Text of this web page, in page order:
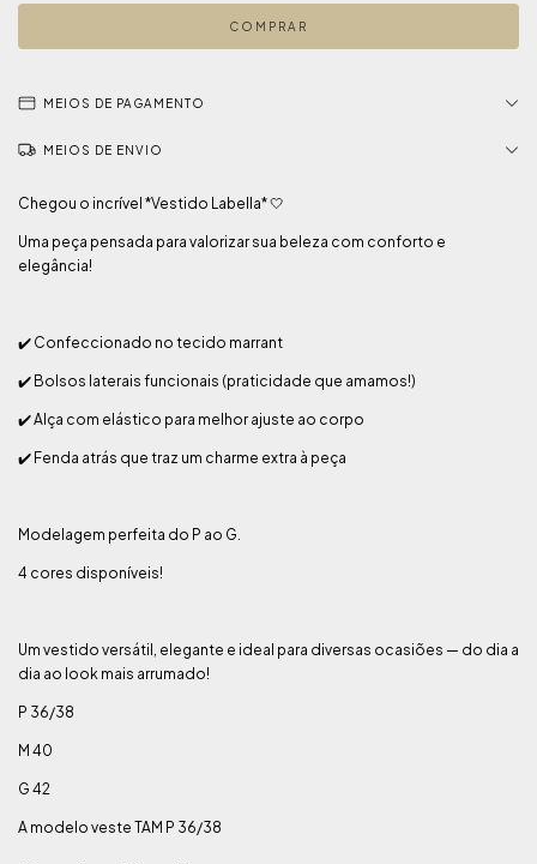
MEIOS DE PAGAMENTO
MEIOS DE ENVIO
Chegou o incrível *Vestido Labella* 🤍
Uma peça pensada para valorizar sua beleza com conforto e
elegância!
✔️ Confeccionado no tecido marrant
✔️ Bolsos laterais funcionais (praticidade que amamos!)
✔️ Alça com elástico para melhor ajuste ao corpo
✔️ Fenda atrás que traz um charme extra à peça
Modelagem perfeita do P ao G.
4 cores disponíveis!
Um vestido versátil, elegante e ideal para diversas ocasiões — do dia a
dia ao look mais arrumado!
P 36/38
M 40
G 42
A modelo veste TAM P 36/38